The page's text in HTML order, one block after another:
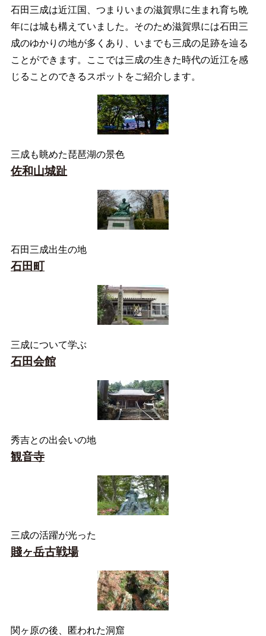
石田三成は近江国、つまりいまの滋賀県に生まれ育ち晩
年には城も構えていました。そのため滋賀県には石田三
成のゆかりの地が多くあり、いまでも三成の足跡を辿る
ことができます。ここでは三成の生きた時代の近江を感
じることのできるスポットをご紹介します。
三成も眺めた琵琶湖の景色
佐和山城趾
石田三成出生の地
石田町
三成について学ぶ
石田会館
秀吉との出会いの地
観音寺
三成の活躍が光った
賤ヶ岳古戦場
関ヶ原の後、匿われた洞窟